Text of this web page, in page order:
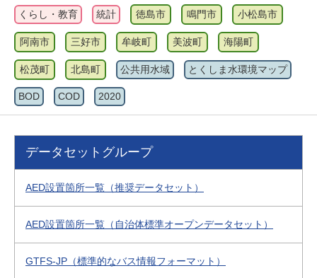
くらし・教育 統計 徳島市 鳴門市 小松島市
阿南市 三好市 牟岐町 美波町 海陽町
松茂町 北島町 公共用水域 とくしま水環境マップ
BOD COD 2020
データセットグループ
AED設置箇所一覧（推奨データセット）
AED設置箇所一覧（自治体標準オープンデータセット）
GTFS-JP（標準的なバス情報フォーマット）